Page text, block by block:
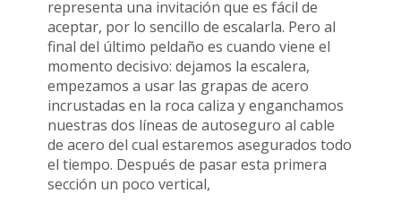
representa una invitación que es fácil de
aceptar, por lo sencillo de escalarla. Pero al
final del último peldaño es cuando viene el
momento decisivo: dejamos la escalera,
empezamos a usar las grapas de acero
incrustadas en la roca caliza y enganchamos
nuestras dos líneas de autoseguro al cable
de acero del cual estaremos asegurados todo
el tiempo. Después de pasar esta primera
sección un poco vertical,